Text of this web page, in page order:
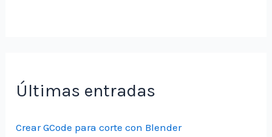
Últimas entradas
Crear GCode para corte con Blender